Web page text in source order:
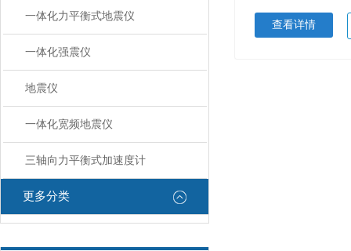
一体化力平衡式地震仪
一体化强震仪
地震仪
一体化宽频地震仪
三轴向力平衡式加速度计
更多分类
查看详情